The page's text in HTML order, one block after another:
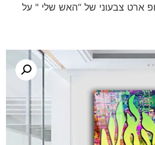
ארט צבעוני של “האש שלי " על